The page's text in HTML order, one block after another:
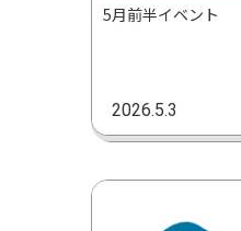
5月前半イベント
2026.5.3